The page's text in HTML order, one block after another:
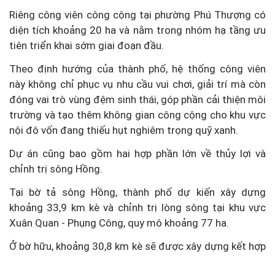
Riêng công viên công cộng tại phường Phú Thượng có
diện tích khoảng 20 ha và nằm trong nhóm hạ tầng ưu
tiên triển khai sớm giai đoạn đầu.
Theo định hướng của thành phố, hệ thống công viên
này không chỉ phục vụ nhu cầu vui chơi, giải trí mà còn
đóng vai trò vùng đệm sinh thái, góp phần cải thiện môi
trường và tạo thêm không gian công cộng cho khu vực
nội đô vốn đang thiếu hụt nghiêm trọng quỹ xanh.
Dự án cũng bao gồm hai hợp phần lớn về thủy lợi và
chỉnh trị sông Hồng.
Tại bờ tả sông Hồng, thành phố dự kiến xây dựng
khoảng 33,9 km kè và chỉnh trị lòng sông tại khu vực
Xuân Quan - Phụng Công, quy mô khoảng 77 ha.
Ở bờ hữu, khoảng 30,8 km kè sẽ được xây dựng kết hợp